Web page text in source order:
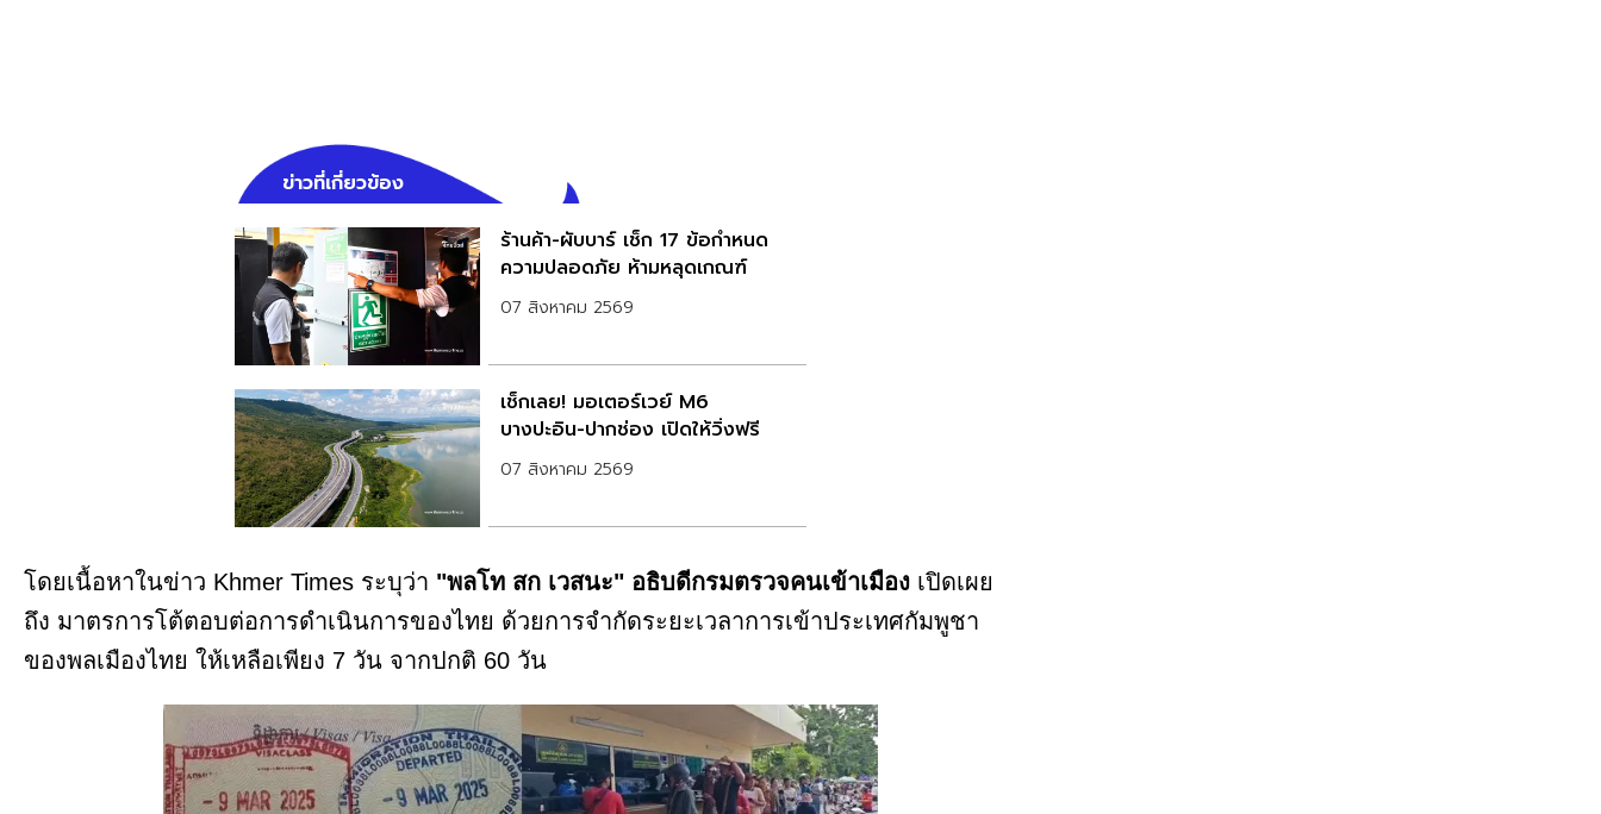
ข่าวที่เกี่ยวข้อง
ร้านค้า-ผับบาร์ เช็ก 17 ข้อกำหนด
ความปลอดภัย ห้ามหลุดเกณฑ์
07 สิงหาคม 2569
เช็กเลย! มอเตอร์เวย์ M6
บางปะอิน-ปากช่อง เปิดให้วิ่งฟรี
07 สิงหาคม 2569
โดยเนื้อหาในข่าว Khmer Times ระบุว่า "พลโท สก เวสนะ" อธิบดีกรมตรวจคนเข้าเมือง เปิดเผย
ถึง มาตรการโต้ตอบต่อการดำเนินการของไทย ด้วยการจำกัดระยะเวลาการเข้าประเทศกัมพูชา
ของพลเมืองไทย ให้เหลือเพียง 7 วัน จากปกติ 60 วัน